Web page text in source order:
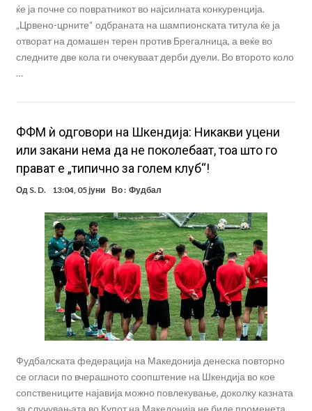
ќе ја почне со повратникот во најсилната конкуренција.
„Црвено-црните“ одбраната на шампионската титула ќе ја
отворат на домашен терен против Брегалница, а веќе во
следните две кола ги очекуваат дерби дуели. Во второто коло
…
ФФМ ѝ одговори на Шкендија: Никакви уцени
или закани нема да не поколебаат, тоа што го
прават е „типично за голем клуб“!
Од S. D. 13:04, 05 јуни Во : Фудбал
Фудбалската федерација на Македонија денеска повторно
се огласи по вчерашното соопштение на Шкендија во кое
сопствениците најавија можно повлекување, доколку казната
за случувањата во Купот на Македонија не биде променета.